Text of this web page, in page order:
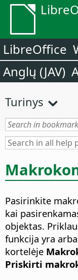
LibreOffice
Anglų (JAV)
Turinys
Pasirinkite
kai
objektas.
funkcija yra
kortelėje
Priskirti